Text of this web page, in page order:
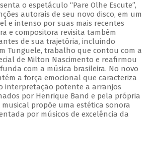
o espetáculo “Pare Olhe Escute”,
autorais de seu novo disco, em um
e intenso por suas mais recentes
e compositora revisita também
de sua trajetória, incluindo
Tunguele, trabalho que contou com a
de Milton Nascimento e reafirmou
com a música brasileira. No novo
a força emocional que caracteriza
interpretação potente a arranjos
por Henrique Band e pela própria
propõe uma estética sonora
por músicos de excelência da